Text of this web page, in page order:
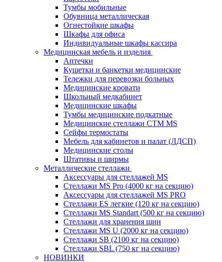
Тумбы мобильные
Обувница металлическая
Огнестойкие шкафы
Шкафы для офиса
Индивидуальные шкафы кассира
Медицинская мебель и изделия
Аптечки
Кушетки и банкетки медицинские
Тележки для перевозки больных
Медицинские кровати
Школьный медкабинет
Медицинские шкафы
Тумбы медицинские подкатные
Медицинские стеллажи CTM MS
Сейфы термостаты
Мебель для кабинетов и палат (ЛДСП)
Медицинские столы
Штативы и ширмы
Металлические стеллажи
Аксессуары для стеллажей MS
Стеллажи MS Pro (4000 кг на секцию)
Аксессуары для стеллажей MS PRO
Стеллажи ES легкие (120 кг на секцию)
Стеллажи MS Standart (500 кг на секцию)
Стеллажи для хранения шин
Стеллажи MS U (2000 кг на секцию)
Стеллажи SB (2100 кг на секцию)
Стеллажи SBL (750 кг на секцию)
НОВИНКИ